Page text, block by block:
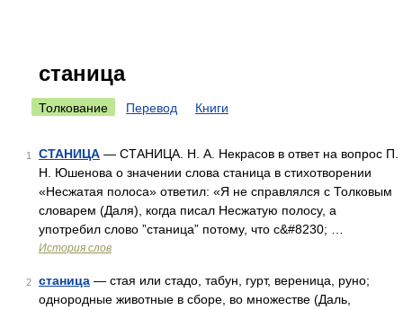
станица
Толкование Перевод Книги
1 СТАНИЦА — СТАНИЦА. Н. А. Некрасов в ответ на вопрос П.
Н. Юшенова о значении слова станица в стихотворении
«Несжатая полоса» ответил: «Я не справлялся с Толковым
словарем (Даля), когда писал Несжатую полосу, а
употребил слово ”станица” потому, что с&#8230; …
История слов
2 станица — стая или стадо, табун, гурт, вереница, руно;
однородные животные в сборе, во множестве (Даль,